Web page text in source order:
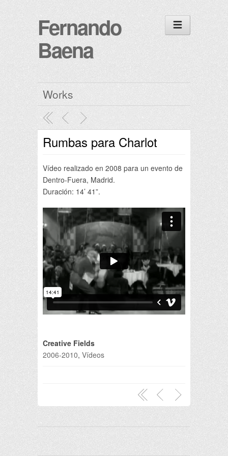
Fernando
Baena
Works
Rumbas para Charlot
Vídeo realizado en 2008 para un evento de
Dentro-Fuera, Madrid.
Duración: 14’ 41”.
Creative Fields
2006-2010, Vídeos